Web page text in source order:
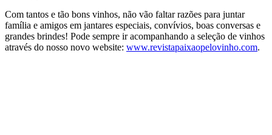
Com tantos e tão bons vinhos, não vão faltar razões para juntar
família e amigos em jantares especiais, convívios, boas conversas e
grandes brindes! Pode sempre ir acompanhando a seleção de vinhos
através do nosso novo website: www.revistapaixaopelovinho.com.